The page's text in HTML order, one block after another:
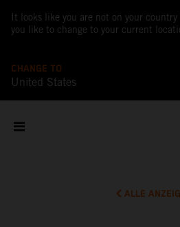
It looks like you are not on your country
you like to change to your current
CHANGE TO
United States
ALLE